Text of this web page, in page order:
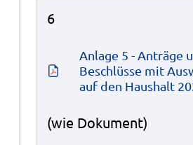
6
Anlage 5 - Anträge
Beschlüsse mit
auf den Haushalt
(wie Dokument)